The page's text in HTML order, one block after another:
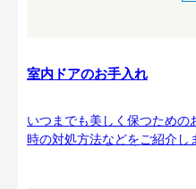
室内ドアのお手入れ
いつまでも美しく保つための
時の対処方法などをご紹介し